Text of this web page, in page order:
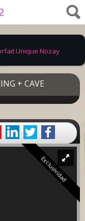
+ CAVE
Exclusividad